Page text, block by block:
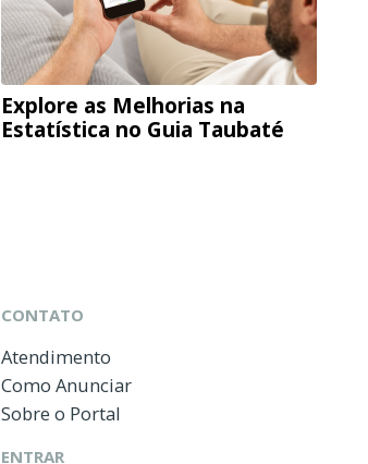
Explore as Melhorias na
Estatística no Guia Taubaté
CONTATO
Atendimento
Como Anunciar
Sobre o Portal
ENTRAR